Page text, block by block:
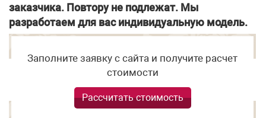
заказчика. Повтору не подлежат. Мы
разработаем для вас индивидуальную модель.
Заполните заявку с сайта и получите расчет
стоимости
Рассчитать стоимость